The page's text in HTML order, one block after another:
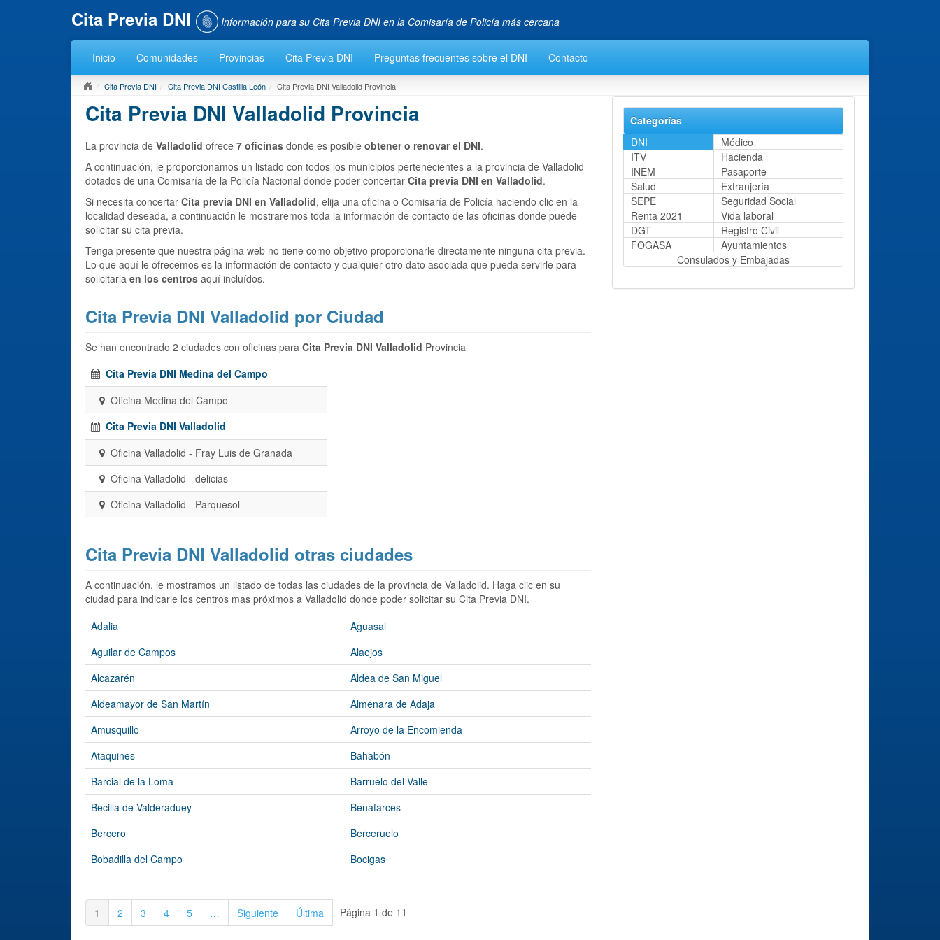
Cita Previa DNI Información para su Cita Previa DNI en la Comisaría de Policía más cercana
Inicio Comunidades Provincias Cita Previa DNI Preguntas frecuentes sobre el DNI Contacto
Cita Previa DNI Cita Previa DNI Castilla León Cita Previa DNI Valladolid Provincia
Cita Previa DNI Valladolid Provincia
La provincia de Valladolid ofrece 7 oficinas donde es posible obtener o renovar el DNI.
A continuación, le proporcionamos un listado con todos los municipios pertenecientes a la provincia de Valladolid
dotados de una Comisaría de la Policía Nacional donde poder concertar Cita previa DNI en Valladolid.
Si necesita concertar Cita previa DNI en Valladolid, elija una oficina o Comisaría de Policía haciendo clic en la
localidad deseada, a continuación le mostraremos toda la información de contacto de las oficinas donde puede
solicitar su cita previa.
Tenga presente que nuestra página web no tiene como objetivo proporcionarle directamente ninguna cita previa.
Lo que aquí le ofrecemos es la información de contacto y cualquier otro dato asociada que pueda servirle para
solicitarla en los centros aquí incluídos.
Cita Previa DNI Valladolid por Ciudad
Se han encontrado 2 ciudades con oficinas para Cita Previa DNI Valladolid Provincia
Cita Previa DNI Medina del Campo
Oficina Medina del Campo
Cita Previa DNI Valladolid
Oficina Valladolid - Fray Luis de Granada
Oficina Valladolid - delicias
Oficina Valladolid - Parquesol
Cita Previa DNI Valladolid otras ciudades
A continuación, le mostramos un listado de todas las ciudades de la provincia de Valladolid. Haga clic en su
ciudad para indicarle los centros mas próximos a Valladolid donde poder solicitar su Cita Previa DNI.
Adalia
Aguasal
Aguilar de Campos
Alaejos
Alcazarén
Aldea de San Miguel
Aldeamayor de San Martín
Almenara de Adaja
Amusquillo
Arroyo de la Encomienda
Ataquines
Bahabón
Barcial de la Loma
Barruelo del Valle
Becilla de Valderaduey
Benafarces
Bercero
Berceruelo
Bobadilla del Campo
Bocigas
1 2 3 4 5 … Siguiente Última Página 1 de 11
Categorías
DNI
Médico
ITV
Hacienda
INEM
Pasaporte
Salud
Extranjería
SEPE
Seguridad Social
Renta 2021
Vida laboral
DGT
Registro Civil
FOGASA
Ayuntamientos
Consulados y Embajadas